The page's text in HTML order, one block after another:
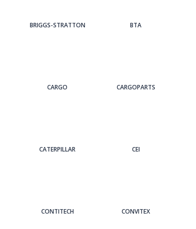
BRIGGS-STRATTON BTA
CARGO CARGOPARTS
CATERPILLAR CEI
CONTITECH CONVITEX